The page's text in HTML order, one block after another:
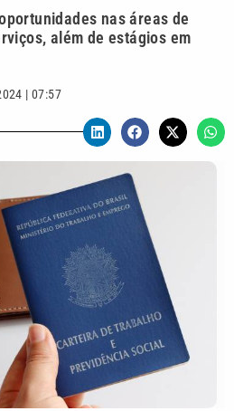
nas áreas de
além de estágios em
| 07:57